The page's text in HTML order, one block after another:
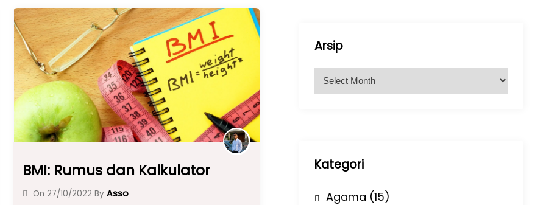
b
o
o
k
A
p
p
a
m
BMI: Rumus dan Kalkulator
On 27/10/2022 By Asso
Arsip
r
Kategori
Agama (15)